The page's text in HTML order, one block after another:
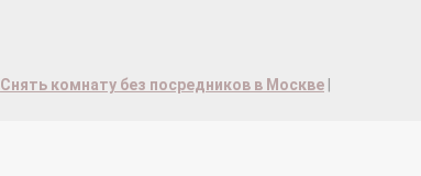
Снять комнату без посредников в Москве